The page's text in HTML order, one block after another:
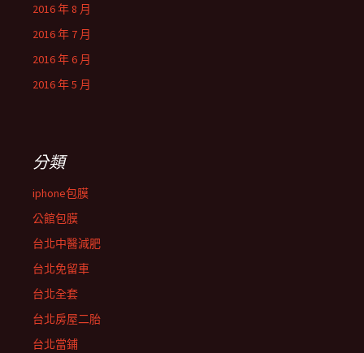
2016 年 8 月
2016 年 7 月
2016 年 6 月
2016 年 5 月
分類
iphone包膜
公館包膜
台北中醫減肥
台北免留車
台北全套
台北房屋二胎
台北當鋪